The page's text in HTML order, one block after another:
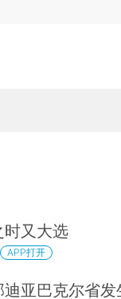
时又大选
APP打开
亚巴克尔省